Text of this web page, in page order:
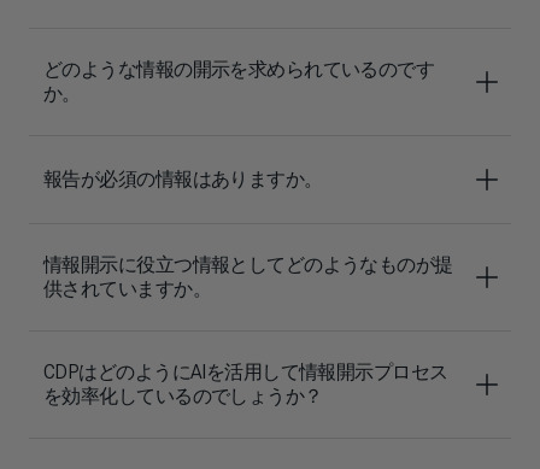
どのような情報の開示を求められているのです
か。
報告が必須の情報はありますか。
情報開示に役立つ情報としてどのようなものが提
供されていますか。
CDPはどのようにAIを活用して情報開示プロセス
を効率化しているのでしょうか？